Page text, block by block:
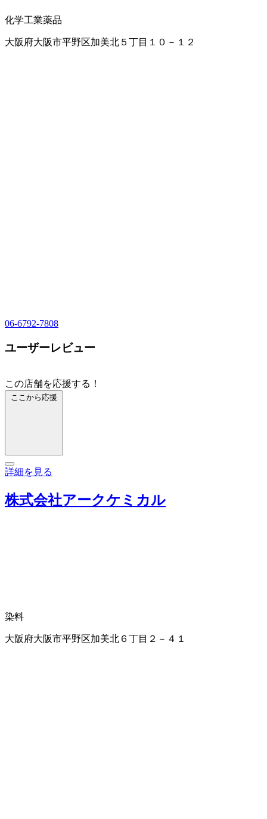
化学工業薬品
大阪府大阪市平野区加美北５丁目１０－１２
06-6792-7808
ユーザーレビュー
この店舗を応援する！
ここから応援
詳細を見る
株式会社アークケミカル
染料
大阪府大阪市平野区加美北６丁目２－４１